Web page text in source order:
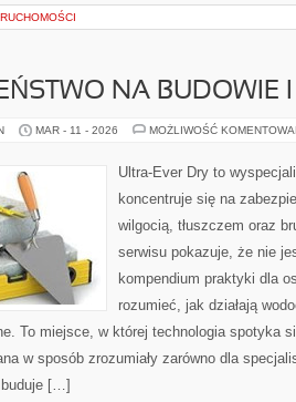
NA BUDOWIE
MAR - 11 - 2026 MOŻLIWOŚĆ
Ultra-Ever Dry to
koncentruje się na
wilgocią, tłuszczem oraz
serwisu pokazuje, że nie
kompendium praktyki dla
rozumieć, jak działają
To miejsce, w której technologia spotyka
w sposób zrozumiały zarówno dla
[…]